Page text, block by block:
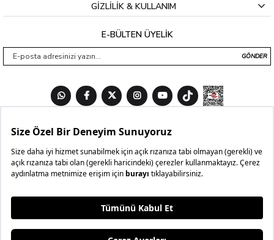
GİZLİLİK & KULLANIM
E-BÜLTEN ÜYELİK
GÖNDER